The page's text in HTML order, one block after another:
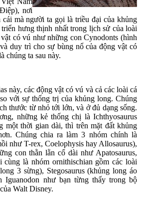
nơi
cái mà người ta gọi là triều đại của khủng
hưng thịnh nhất trong lịch sử của loài
có vú như những con Cynodonts (hình
duy trì cho sự bùng nổ của động vật có
chúng ta sau này.
này, các động vật có vú và cả các loài cá
với sự thống trị của khủng long. Chúng
thước từ nhỏ tới lớn, và ở đủ dạng sống.
những kẻ thống chị là Ichthyosaurus
một thời gian dài, thì trên mặt đất khủng
Chúng chia ra làm 3 nhóm chính là
như T-rex, Coelophysis hay Allosaurus),
con thằn lằn cổ dài như Apatosaurus,
cùng là nhóm ornithischian gồm các loài
3 sừng), Stegosaurus (khủng long áo
Iguanodon như bạn từng thấy trong bộ
Walt Disney.